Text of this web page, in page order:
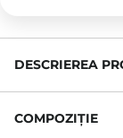
DESCRIEREA
COMPOZIŢIE